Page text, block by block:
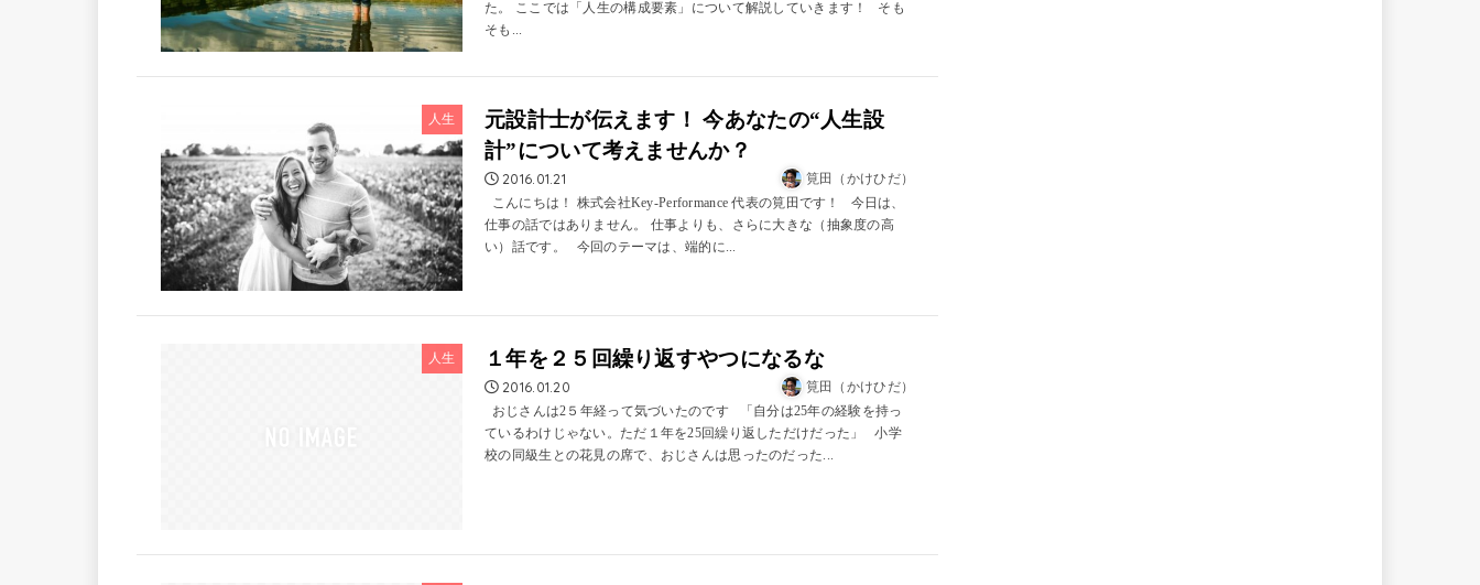
た。 ここでは「人生の構成要素」について解説していきます！ そも
そも...
人生
元設計士が伝えます！ 今あなたの“人生設
計”について考えませんか？
2016.01.21 筧田（かけひだ）
こんにちは！ 株式会社Key-Performance 代表の筧田です！ 今日は、
仕事の話ではありません。 仕事よりも、さらに大きな（抽象度の高
い）話です。 今回のテーマは、端的に...
人生 １年を２５回繰り返すやつになるな
2016.01.20 筧田（かけひだ）
おじさんは2５年経って気づいたのです 「自分は25年の経験を持っ
ているわけじゃない。ただ１年を25回繰り返しただけだった」 小学
校の同級生との花見の席で、おじさんは思ったのだった...